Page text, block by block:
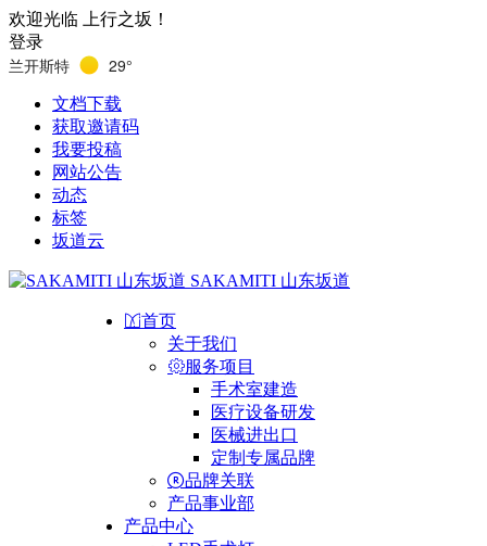
欢迎光临 上行之坂！
登录
兰开斯特 29°
文档下载
获取邀请码
我要投稿
网站公告
动态
标签
坂道云
SAKAMITI 山东坂道
首页
关于我们
服务项目
手术室建造
医疗设备研发
医械进出口
定制专属品牌
品牌关联
产品事业部
产品中心